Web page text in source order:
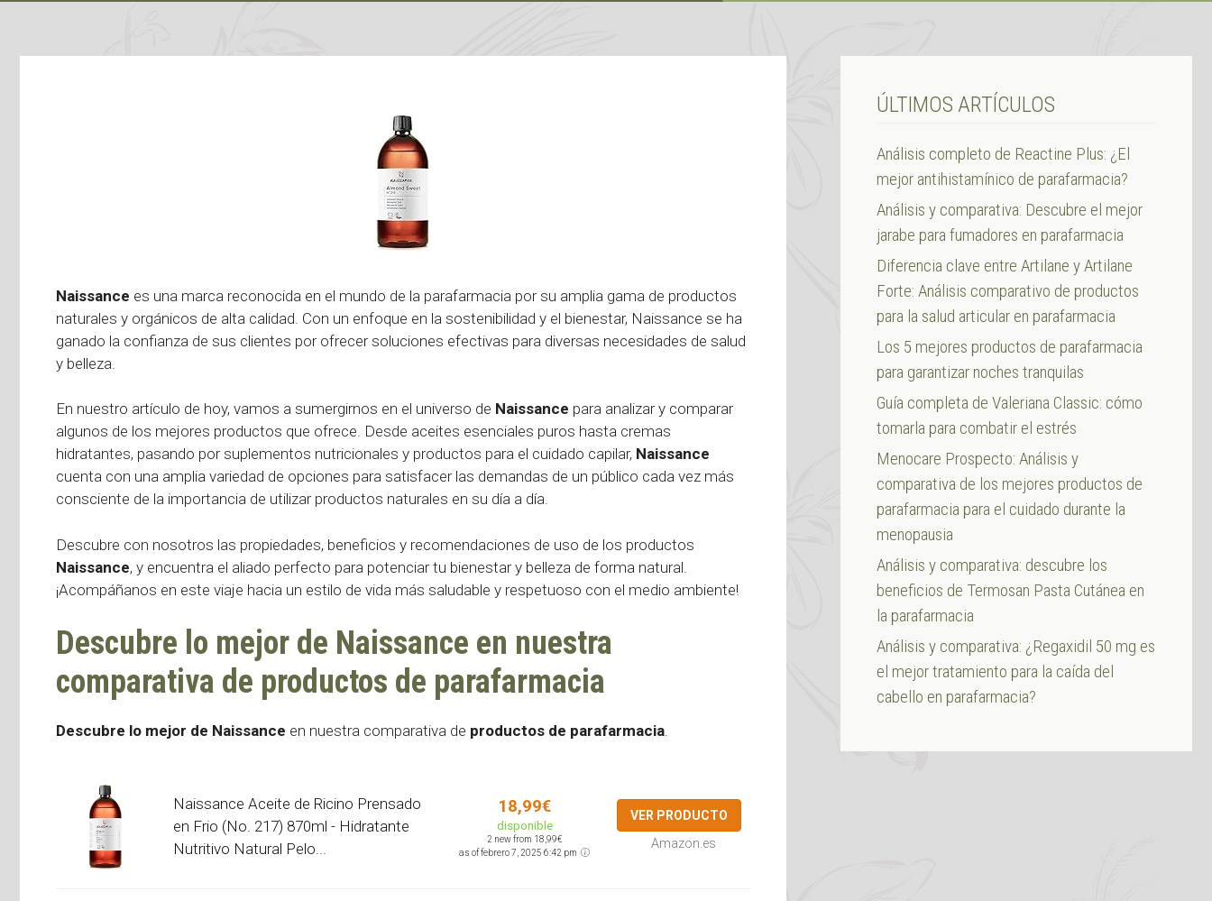
Naissance es una marca reconocida en el mundo de la parafarmacia por su amplia gama de productos
naturales y orgánicos de alta calidad. Con un enfoque en la sostenibilidad y el bienestar, Naissance se ha
ganado la confianza de sus clientes por ofrecer soluciones efectivas para diversas necesidades de salud
y belleza.
En nuestro artículo de hoy, vamos a sumergirnos en el universo de Naissance para analizar y comparar
algunos de los mejores productos que ofrece. Desde aceites esenciales puros hasta cremas
hidratantes, pasando por suplementos nutricionales y productos para el cuidado capilar, Naissance
cuenta con una amplia variedad de opciones para satisfacer las demandas de un público cada vez más
consciente de la importancia de utilizar productos naturales en su día a día.
Descubre con nosotros las propiedades, beneficios y recomendaciones de uso de los productos
Naissance, y encuentra el aliado perfecto para potenciar tu bienestar y belleza de forma natural.
¡Acompáñanos en este viaje hacia un estilo de vida más saludable y respetuoso con el medio ambiente!
Descubre lo mejor de Naissance en nuestra
comparativa de productos de parafarmacia
Descubre lo mejor de Naissance en nuestra comparativa de productos de parafarmacia.
Naissance Aceite de Ricino Prensado
en Frio (No. 217) 870ml - Hidratante
Nutritivo Natural Pelo...
18,99€
disponible
2 new from 18,99€
as of febrero 7, 2025 6:42 pm
VER PRODUCTO
Amazon.es
ÚLTIMOS ARTÍCULOS
Análisis completo de Reactine Plus: ¿El
mejor antihistamínico de parafarmacia?
Análisis y comparativa: Descubre el mejor
jarabe para fumadores en parafarmacia
Diferencia clave entre Artilane y Artilane
Forte: Análisis comparativo de productos
para la salud articular en parafarmacia
Los 5 mejores productos de parafarmacia
para garantizar noches tranquilas
Guía completa de Valeriana Classic: cómo
tomarla para combatir el estrés
Menocare Prospecto: Análisis y
comparativa de los mejores productos de
parafarmacia para el cuidado durante la
menopausia
Análisis y comparativa: descubre los
beneficios de Termosan Pasta Cutánea en
la parafarmacia
Análisis y comparativa: ¿Regaxidil 50 mg es
el mejor tratamiento para la caída del
cabello en parafarmacia?